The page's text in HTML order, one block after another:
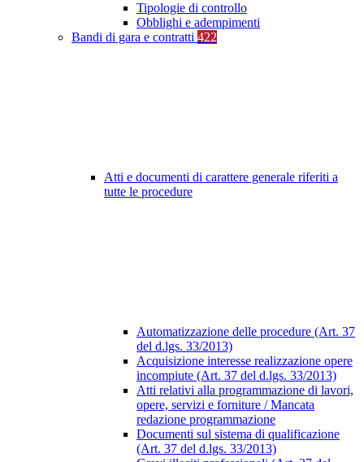
Tipologie di controllo
Obblighi e adempimenti
Bandi di gara e contratti 422
Atti e documenti di carattere generale riferiti a
tutte le procedure
Automatizzazione delle procedure (Art. 37
del d.lgs. 33/2013)
Acquisizione interesse realizzazione opere
incompiute (Art. 37 del d.lgs. 33/2013)
Atti relativi alla programmazione di lavori,
opere, servizi e forniture / Mancata
redazione programmazione
Documenti sul sistema di qualificazione
(Art. 37 del d.lgs. 33/2013)